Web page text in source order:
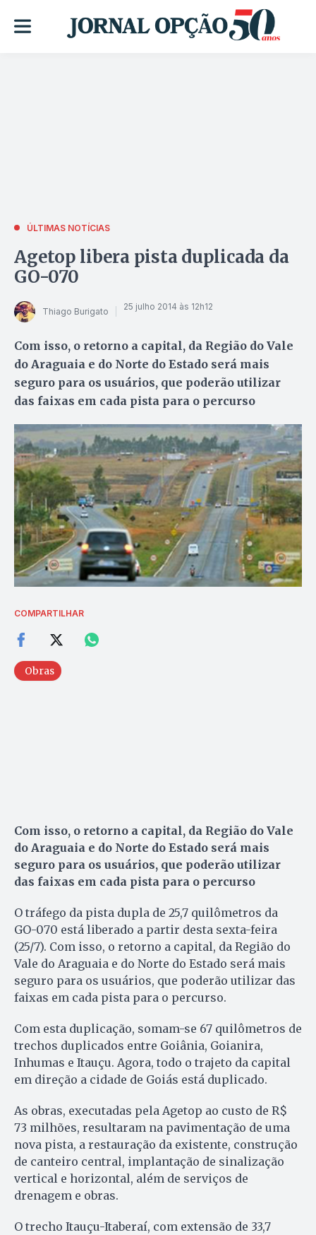
ÚLTIMAS NOTÍCIAS
Agetop libera pista duplicada da
GO-070
Thiago Burigato 25 julho 2014 às 12h12
Com isso, o retorno a capital, da Região do Vale
do Araguaia e do Norte do Estado será mais
seguro para os usuários, que poderão utilizar
das faixas em cada pista para o percurso
COMPARTILHAR
Obras
Com isso, o retorno a capital, da Região do Vale
do Araguaia e do Norte do Estado será mais
seguro para os usuários, que poderão utilizar
das faixas em cada pista para o percurso
O tráfego da pista dupla de 25,7 quilômetros da
GO-070 está liberado a partir desta sexta-feira
(25/7). Com isso, o retorno a capital, da Região do
Vale do Araguaia e do Norte do Estado será mais
seguro para os usuários, que poderão utilizar das
faixas em cada pista para o percurso.
Com esta duplicação, somam-se 67 quilômetros de
trechos duplicados entre Goiânia, Goianira,
Inhumas e Itauçu. Agora, todo o trajeto da capital
em direção a cidade de Goiás está duplicado.
As obras, executadas pela Agetop ao custo de R$
73 milhões, resultaram na pavimentação de uma
nova pista, a restauração da existente, construção
de canteiro central, implantação de sinalização
vertical e horizontal, além de serviços de
drenagem e obras.
O trecho Itauçu-Itaberaí, com extensão de 33,7